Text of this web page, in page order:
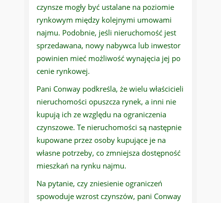
czynsze mogły być ustalane na poziomie
rynkowym między kolejnymi umowami
najmu. Podobnie, jeśli nieruchomość jest
sprzedawana, nowy nabywca lub inwestor
powinien mieć możliwość wynajęcia jej po
cenie rynkowej.
Pani Conway podkreśla, że wielu właścicieli
nieruchomości opuszcza rynek, a inni nie
kupują ich ze względu na ograniczenia
czynszowe. Te nieruchomości są następnie
kupowane przez osoby kupujące je na
własne potrzeby, co zmniejsza dostępność
mieszkań na rynku najmu.
Na pytanie, czy zniesienie ograniczeń
spowoduje wzrost czynszów, pani Conway